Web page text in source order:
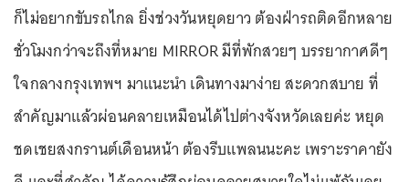
ก็ไม่อยากขับรถไกล ยิ่งช่วงวันหยุดยาว ต้องฝ่ารถติดอีกหลาย
ชั่วโมงกว่าจะถึงที่หมาย MIRROR มีที่พักสวยๆ บรรยากาศดีๆ
ใจกลางกรุงเทพฯ มาแนะนำ เดินทางมาง่าย สะดวกสบาย ที่
สำคัญมาแล้วผ่อนคลายเหมือนได้ไปต่างจังหวัดเลยค่ะ หยุด
ชดเชยสงกรานต์เดือนหน้า ต้องรีบแพลนนะคะ เพราะราคายัง